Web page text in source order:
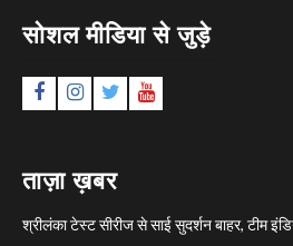
सोशल मीडिया से जुड़े
FacebookInstagram
TwitterYouTube
ताज़ा ख़बर
श्रीलंका टेस्ट सीरीज से साई सुदर्शन बाहर, टीम